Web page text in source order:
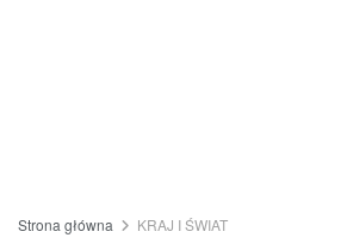
Strona główna KRAJ I ŚWIAT